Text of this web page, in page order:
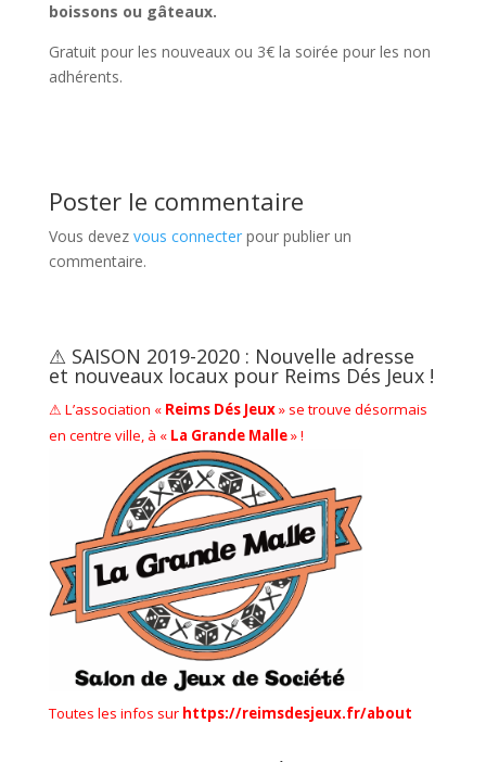
boissons ou gâteaux.
Gratuit pour les nouveaux ou 3€ la soirée pour les non
adhérents.
Poster le commentaire
Vous devez vous connecterpour publier un
commentaire.
⚠ SAISON 2019-2020 : Nouvelle adresse
et nouveaux locaux pour Reims Dés Jeux !
⚠ L’association « Reims Dés Jeux» se trouve désormais
en centre ville, à « La Grande Malle» !
Toutes les infos sur https://reimsdesjeux.fr/about